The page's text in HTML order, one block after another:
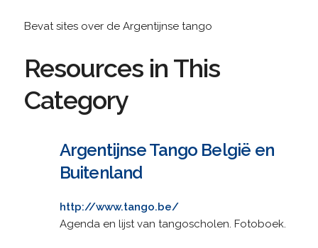
Bevat sites over de Argentijnse tango
Resources in This
Category
Argentijnse Tango België en
Buitenland
http://www.tango.be/
Agenda en lijst van tangoscholen. Fotoboek.